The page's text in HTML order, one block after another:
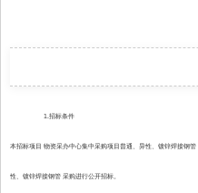
1.招标条件
本招标项目 物资采办中心集中采购项目普通、异性、镀锌焊接钢
性、镀锌焊接钢管 采购进行公开招标。